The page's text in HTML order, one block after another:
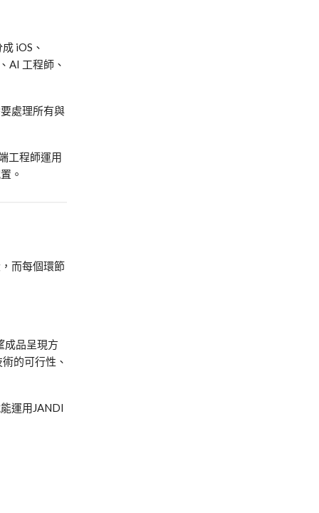
成 iOS 、
AI 工程師、
處理所有與
工程師運用
。
而每個環節
成品呈現方
的可行性、
運用JANDI